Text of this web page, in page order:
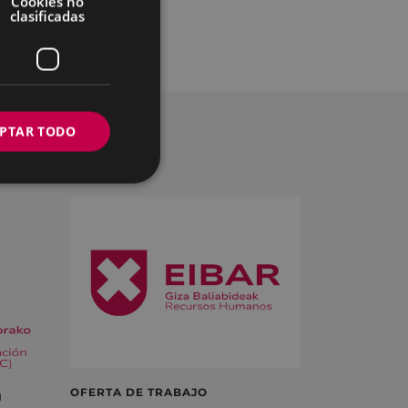
OFERTA DE TRABAJO
clasificadas
TODO